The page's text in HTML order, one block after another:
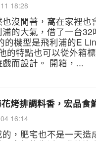
18:28
沒閒著，窩在家裡
的大氣，借了一台
的機型是飛利浦的E
的特點也可以從外箱
而設計。 開箱，...
烤排調料香，宏品食
16:14
，肥宅也不是一天